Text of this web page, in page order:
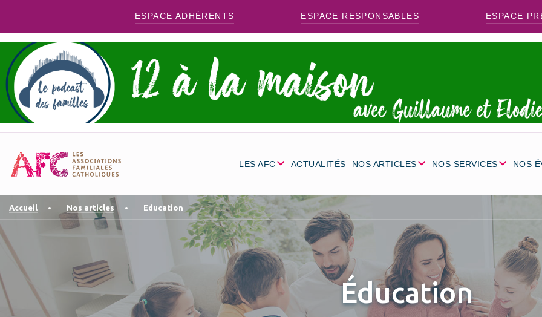
ESPACE ADHÉRENTS ESPACE RESPONSABLES ESPACE
LES AFC ACTUALITÉS NOS ARTICLES NOS SERVICES NOS
Accueil Nos articles Education
Éducation